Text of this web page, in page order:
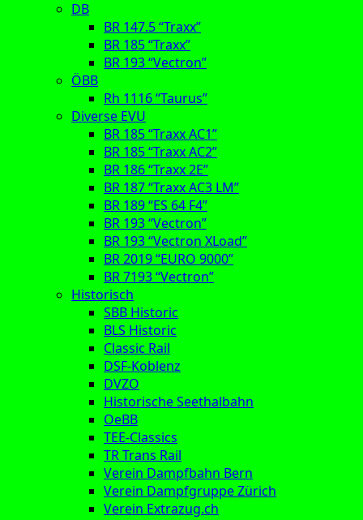
DB
BR 147.5 “Traxx”
BR 185 “Traxx”
BR 193 “Vectron”
ÖBB
Rh 1116 “Taurus”
Diverse EVU
BR 185 “Traxx AC1”
BR 185 “Traxx AC2”
BR 186 “Traxx 2E”
BR 187 “Traxx AC3 LM”
BR 189 “ES 64 F4”
BR 193 “Vectron”
BR 193 “Vectron XLoad”
BR 2019 “EURO 9000”
BR 7193 “Vectron”
Historisch
SBB Historic
BLS Historic
Classic Rail
DSF-Koblenz
DVZO
Historische Seethalbahn
OeBB
TEE-Classics
TR Trans Rail
Verein Dampfbahn Bern
Verein Dampfgruppe Zürich
Verein Extrazug.ch